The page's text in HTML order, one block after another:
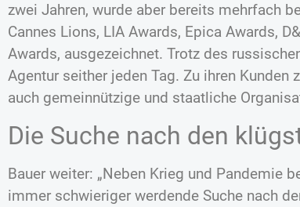
zwei Jahren, wurde aber bereits mehrfach
Cannes Lions, LIA Awards, Epica Awards,
Awards, ausgezeichnet. Trotz des
Agentur seither jeden Tag. Zu ihren Kunden
auch gemeinnützige und staatliche
Die Suche nach den
Bauer weiter: „Neben Krieg und Pandemie
immer schwieriger werdende Suche nach